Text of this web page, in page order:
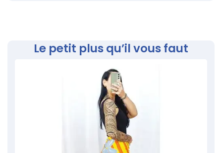
Le petit plus qu’il vous faut